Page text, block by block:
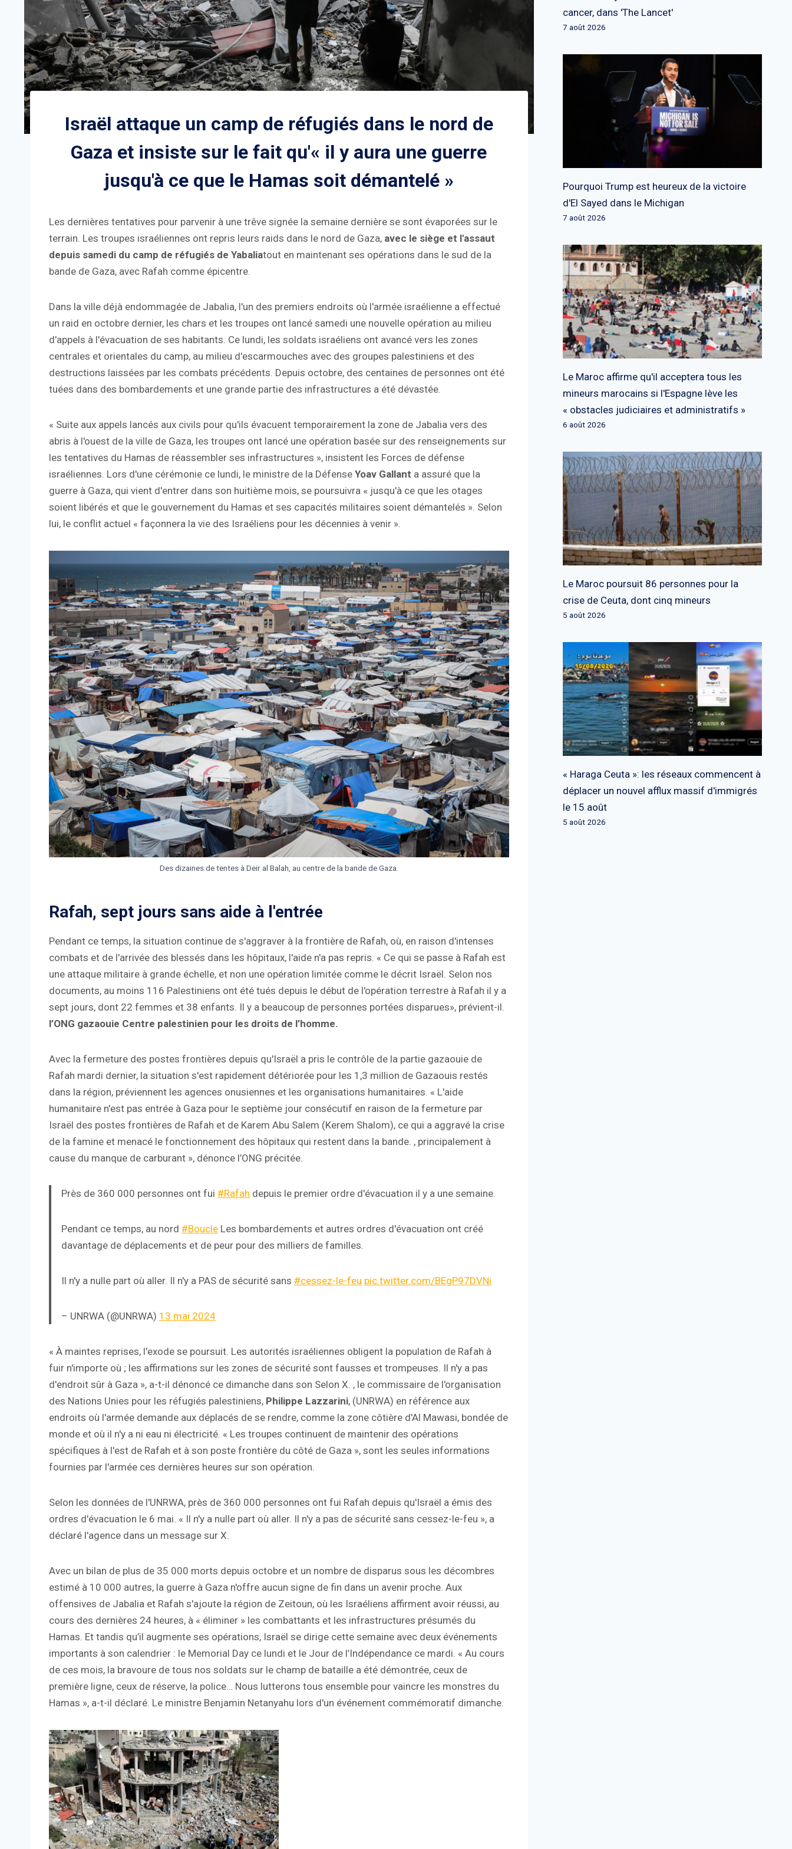
Israël attaque un camp de réfugiés dans le nord de
Gaza et insiste sur le fait qu'« il y aura une guerre
jusqu'à ce que le Hamas soit démantelé »
Les dernières tentatives pour parvenir à une trêve signée la semaine dernière se sont évaporées sur le
terrain. Les troupes israéliennes ont repris leurs raids dans le nord de Gaza, avec le siège et l'assaut
depuis samedi du camp de réfugiés de Yabaliatout en maintenant ses opérations dans le sud de la
bande de Gaza, avec Rafah comme épicentre.
Dans la ville déjà endommagée de Jabalia, l'un des premiers endroits où l'armée israélienne a effectué
un raid en octobre dernier, les chars et les troupes ont lancé samedi une nouvelle opération au milieu
d'appels à l'évacuation de ses habitants. Ce lundi, les soldats israéliens ont avancé vers les zones
centrales et orientales du camp, au milieu d'escarmouches avec des groupes palestiniens et des
destructions laissées par les combats précédents. Depuis octobre, des centaines de personnes ont été
tuées dans des bombardements et une grande partie des infrastructures a été dévastée.
« Suite aux appels lancés aux civils pour qu'ils évacuent temporairement la zone de Jabalia vers des
abris à l'ouest de la ville de Gaza, les troupes ont lancé une opération basée sur des renseignements sur
les tentatives du Hamas de réassembler ses infrastructures », insistent les Forces de défense
israéliennes. Lors d'une cérémonie ce lundi, le ministre de la Défense Yoav Gallant a assuré que la
guerre à Gaza, qui vient d'entrer dans son huitième mois, se poursuivra « jusqu'à ce que les otages
soient libérés et que le gouvernement du Hamas et ses capacités militaires soient démantelés ». Selon
lui, le conflit actuel « façonnera la vie des Israéliens pour les décennies à venir ».
Des dizaines de tentes à Deir al Balah, au centre de la bande de Gaza.
Rafah, sept jours sans aide à l'entrée
Pendant ce temps, la situation continue de s'aggraver à la frontière de Rafah, où, en raison d'intenses
combats et de l'arrivée des blessés dans les hôpitaux, l'aide n'a pas repris. « Ce qui se passe à Rafah est
une attaque militaire à grande échelle, et non une opération limitée comme le décrit Israël. Selon nos
documents, au moins 116 Palestiniens ont été tués depuis le début de l'opération terrestre à Rafah il y a
sept jours, dont 22 femmes et 38 enfants. Il y a beaucoup de personnes portées disparues», prévient-il.
l’ONG gazaouie Centre palestinien pour les droits de l’homme.
Avec la fermeture des postes frontières depuis qu'Israël a pris le contrôle de la partie gazaouie de
Rafah mardi dernier, la situation s'est rapidement détériorée pour les 1,3 million de Gazaouis restés
dans la région, préviennent les agences onusiennes et les organisations humanitaires. « L'aide
humanitaire n'est pas entrée à Gaza pour le septième jour consécutif en raison de la fermeture par
Israël des postes frontières de Rafah et de Karem Abu Salem (Kerem Shalom), ce qui a aggravé la crise
de la famine et menacé le fonctionnement des hôpitaux qui restent dans la bande. , principalement à
cause du manque de carburant », dénonce l’ONG précitée.
Près de 360 ​​000 personnes ont fui #Rafah depuis le premier ordre d'évacuation il y a une semaine.
Pendant ce temps, au nord #Boucle Les bombardements et autres ordres d'évacuation ont créé
davantage de déplacements et de peur pour des milliers de familles.
Il n'y a nulle part où aller. Il n'y a PAS de sécurité sans #cessez-le-feu pic.twitter.com/BEgP97DVNi
– UNRWA (@UNRWA) 13 mai 2024
« À maintes reprises, l'exode se poursuit. Les autorités israéliennes obligent la population de Rafah à
fuir n'importe où ; les affirmations sur les zones de sécurité sont fausses et trompeuses. Il n'y a pas
d'endroit sûr à Gaza », a-t-il dénoncé ce dimanche dans son Selon X. , le commissaire de l'organisation
des Nations Unies pour les réfugiés palestiniens, Philippe Lazzarini, (UNRWA) en référence aux
endroits où l'armée demande aux déplacés de se rendre, comme la zone côtière d'Al Mawasi, bondée de
monde et où il n'y a ni eau ni électricité. « Les troupes continuent de maintenir des opérations
spécifiques à l'est de Rafah et à son poste frontière du côté de Gaza », sont les seules informations
fournies par l'armée ces dernières heures sur son opération.
Selon les données de l'UNRWA, près de 360 ​​000 personnes ont fui Rafah depuis qu'Israël a émis des
ordres d'évacuation le 6 mai. « Il n'y a nulle part où aller. Il n'y a pas de sécurité sans cessez-le-feu », a
déclaré l'agence dans un message sur X.
Avec un bilan de plus de 35 000 morts depuis octobre et un nombre de disparus sous les décombres
estimé à 10 000 autres, la guerre à Gaza n'offre aucun signe de fin dans un avenir proche. Aux
offensives de Jabalia et Rafah s'ajoute la région de Zeitoun, où les Israéliens affirment avoir réussi, au
cours des dernières 24 heures, à « éliminer » les combattants et les infrastructures présumés du
Hamas. Et tandis qu’il augmente ses opérations, Israël se dirige cette semaine avec deux événements
importants à son calendrier : le Memorial Day ce lundi et le Jour de l’Indépendance ce mardi. « Au cours
de ces mois, la bravoure de tous nos soldats sur le champ de bataille a été démontrée, ceux de
première ligne, ceux de réserve, la police… Nous lutterons tous ensemble pour vaincre les monstres du
Hamas », a-t-il déclaré. Le ministre Benjamin Netanyahu lors d'un événement commémoratif dimanche.
cancer, dans 'The Lancet'
7 août 2026
Pourquoi Trump est heureux de la victoire
d'El Sayed dans le Michigan
7 août 2026
Le Maroc affirme qu'il acceptera tous les
mineurs marocains si l'Espagne lève les
« obstacles judiciaires et administratifs »
6 août 2026
Le Maroc poursuit 86 personnes pour la
crise de Ceuta, dont cinq mineurs
5 août 2026
« Haraga Ceuta »: les réseaux commencent à
déplacer un nouvel afflux massif d'immigrés
le 15 août
5 août 2026